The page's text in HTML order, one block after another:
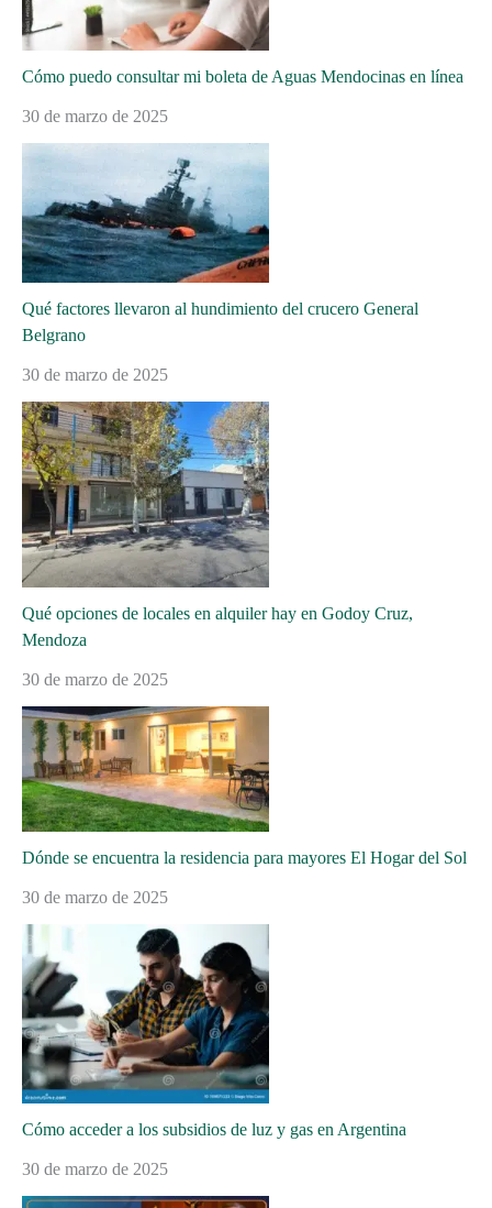
Cómo puedo consultar mi boleta de Aguas Mendocinas en línea
30 de marzo de 2025
Qué factores llevaron al hundimiento del crucero General
Belgrano
30 de marzo de 2025
Qué opciones de locales en alquiler hay en Godoy Cruz,
Mendoza
30 de marzo de 2025
Dónde se encuentra la residencia para mayores El Hogar del Sol
30 de marzo de 2025
Cómo acceder a los subsidios de luz y gas en Argentina
30 de marzo de 2025